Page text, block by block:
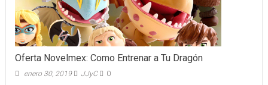
Oferta Novelmex: Como Entrenar a Tu Dragón
enero 30, 2019 JJyC 0